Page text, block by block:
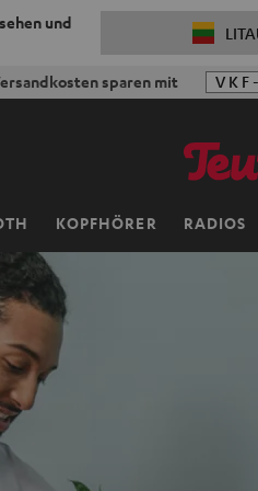
und
sparen mit
KOPFHÖRER RADIOS